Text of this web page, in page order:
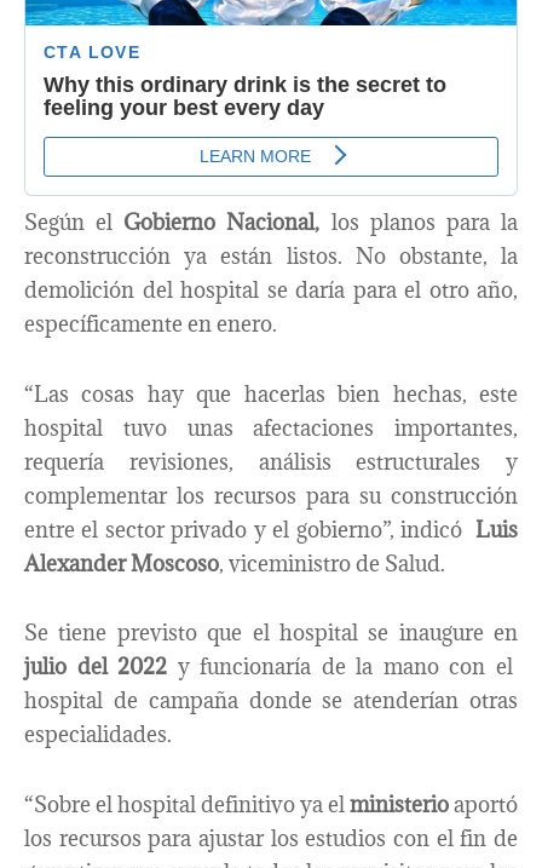
Según el Gobierno Nacional, los planos para la
reconstrucción ya están listos. No obstante, la
demolición del hospital se daría para el otro año,
específicamente en enero.
“Las cosas hay que hacerlas bien hechas, este
hospital tuvo unas afectaciones importantes,
requería revisiones, análisis estructurales y
complementar los recursos para su construcción
entre el sector privado y el gobierno”, indicó Luis
Alexander Moscoso, viceministro de Salud.
Se tiene previsto que el hospital se inaugure en
julio del 2022 y funcionaría de la mano con el
hospital de campaña donde se atenderían otras
especialidades.
“Sobre el hospital definitivo ya elministerioaportó
los recursos para ajustar los estudios con el fin de